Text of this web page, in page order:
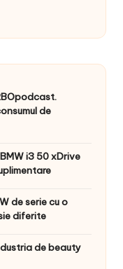
de
i3 50 xDrive
de serie cu o
diferite
de beauty